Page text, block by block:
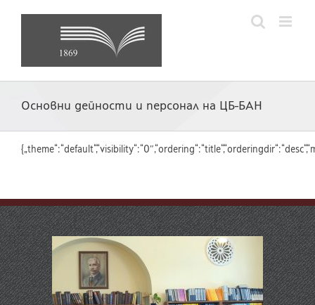
Основни дейности и персонал на ЦБ-БАН